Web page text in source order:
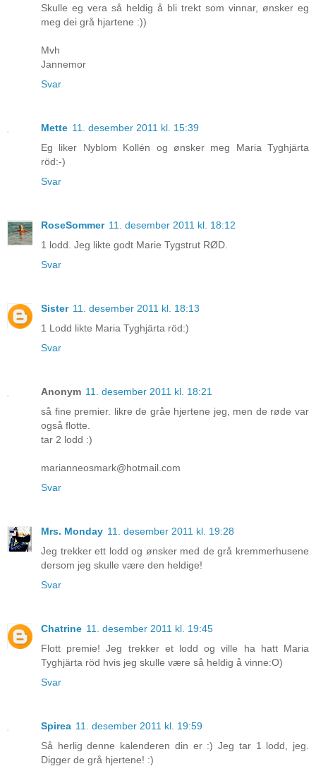
Skulle eg vera så heldig å bli trekt som vinnar, ønsker eg
meg dei grå hjartene :))
Mvh
Jannemor
Svar
Mette 11. desember 2011 kl. 15:39
Eg liker Nyblom Kollén og ønsker meg Maria Tyghjärta
röd:-)
Svar
RoseSommer 11. desember 2011 kl. 18:12
1 lodd. Jeg likte godt Marie Tygstrut RØD.
Svar
Sister 11. desember 2011 kl. 18:13
1 Lodd likte Maria Tyghjärta röd:)
Svar
Anonym 11. desember 2011 kl. 18:21
så fine premier. likre de gråe hjertene jeg, men de røde var
også flotte.
tar 2 lodd :)
marianneosmark@hotmail.com
Svar
Mrs. Monday 11. desember 2011 kl. 19:28
Jeg trekker ett lodd og ønsker med de grå kremmerhusene
dersom jeg skulle være den heldige!
Svar
Chatrine 11. desember 2011 kl. 19:45
Flott premie! Jeg trekker et lodd og ville ha hatt Maria
Tyghjärta röd hvis jeg skulle være så heldig å vinne:O)
Svar
Spirea 11. desember 2011 kl. 19:59
Så herlig denne kalenderen din er :) Jeg tar 1 lodd, jeg.
Digger de grå hjertene! :)